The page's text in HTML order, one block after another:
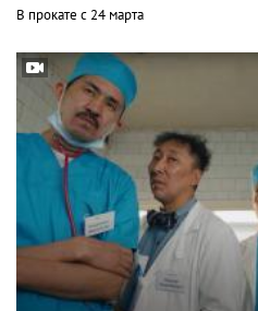
В прокате с 24 марта